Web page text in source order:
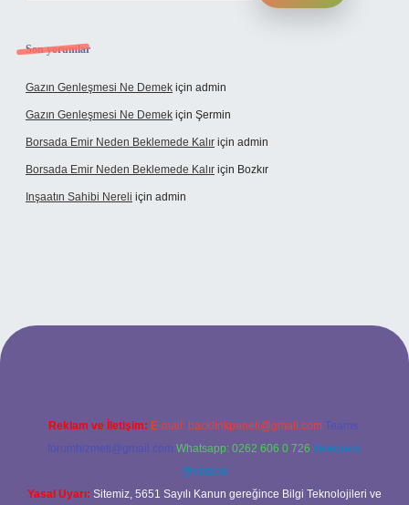
Son yorumlar
Gazın Genleşmesi Ne Demek için admin
Gazın Genleşmesi Ne Demek için Şermin
Borsada Emir Neden Beklemede Kalır için admin
Borsada Emir Neden Beklemede Kalır için Bozkır
Inşaatın Sahibi Nereli için admin
Reklam ve İletişim: E-mail: backlinkpaneli@gmail.com Teams:
forumhizmeti@gmail.com Whatsapp: 0262 606 0 726 Telegram:
@karabul
Yasal Uyarı: Sitemiz, 5651 Sayılı Kanun gereğince Bilgi Teknolojileri ve